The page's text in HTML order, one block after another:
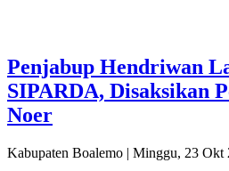
Penjabup Hendriwan
SIPARDA, Disaksikan
Noer
Kabupaten Boalemo | Minggu, 23 Okt